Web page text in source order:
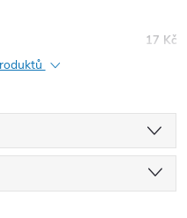
17 Kč